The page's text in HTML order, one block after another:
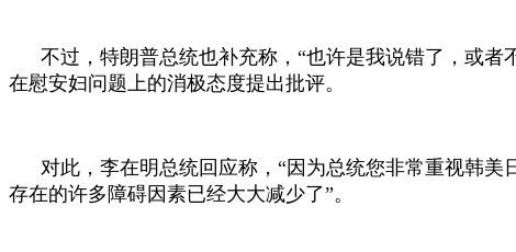
不过，特朗普总统也补充称，“也许是我说错了，或
在慰安妇问题上的消极态度提出批评。
对此，李在明总统回应称，“因为总统您非常重视韩
存在的许多障碍因素已经大大减少了”。